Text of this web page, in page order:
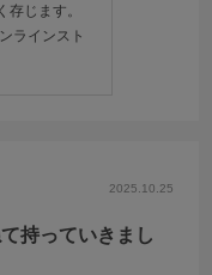
じます。
ラインスト
2025.10.25
持っていきまし